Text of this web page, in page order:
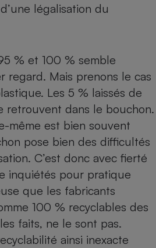
légalisation du
% et 100 % semble
regard. Mais prenons le cas
Les 5 % laissés de
retrouvent dans le bouchon.
même est bien souvent
pose bien des difficultés
C’est donc avec fierté
inquiétés pour pratique
que les fabricants
100 % recyclables des
faits, ne le sont pas.
ainsi inexacte
Plaque de cuisson à
induction
Ventilateur
Téléphone mobile -
Smartphone
Antivirus
Radiateur électrique
Climatiseur -
Ventilateur